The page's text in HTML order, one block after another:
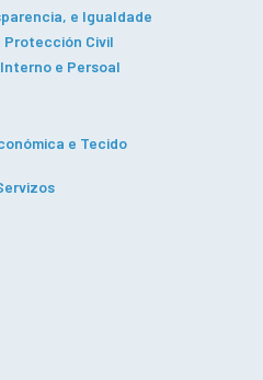
e Igualdade
Protección Civil
e Persoal
e Tecido